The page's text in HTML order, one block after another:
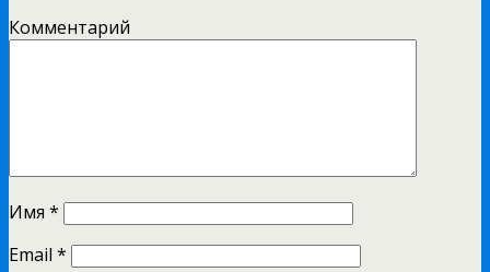
Комментарий
Имя *
Email *